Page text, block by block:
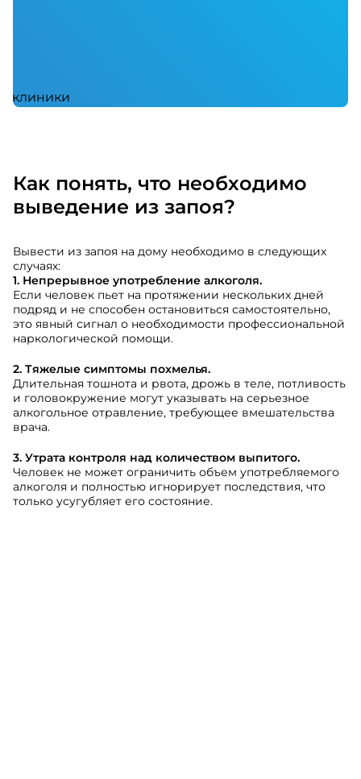
Как понять, что необходимо
выведение из запоя?
Вывести из запоя на дому необходимо в следующих
случаях:
1. Непрерывное употребление алкоголя.
Если человек пьет на протяжении нескольких дней
подряд и не способен остановиться самостоятельно,
это явный сигнал о необходимости профессиональной
наркологической помощи.
2. Тяжелые симптомы похмелья.
Длительная тошнота и рвота, дрожь в теле, потливость
и головокружение могут указывать на серьезное
алкогольное отравление, требующее вмешательства
врача.
3. Утрата контроля над количеством выпитого.
Человек не может ограничить объем употребляемого
алкоголя и полностью игнорирует последствия, что
только усугубляет его состояние.